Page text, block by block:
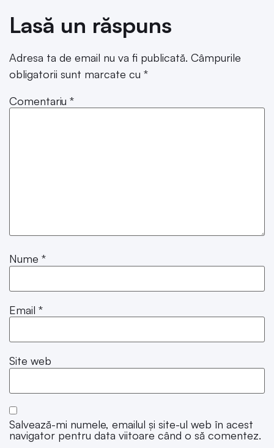
Lasă un răspuns
Adresa ta de email nu va fi publicată. Câmpurile
obligatorii sunt marcate cu *
Comentariu *
Nume *
Email *
Site web
Salvează-mi numele, emailul și site-ul web în acest
navigator pentru data viitoare când o să comentez.